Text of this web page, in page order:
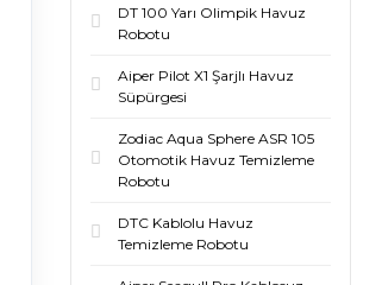
DT 100 Yarı Olimpik Havuz
Robotu
Aiper Pilot X1 Şarjlı Havuz
Süpürgesi
Zodiac Aqua Sphere ASR 105
Otomotik Havuz Temizleme
Robotu
DTC Kablolu Havuz
Temizleme Robotu